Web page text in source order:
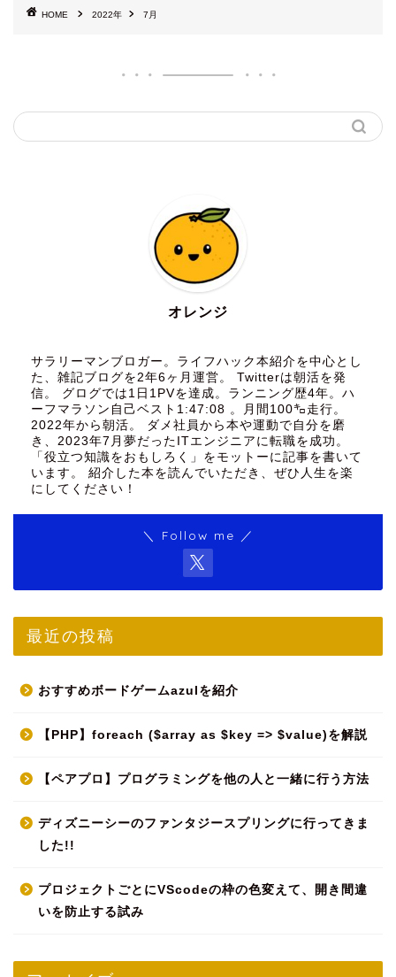
HOME 2022年 7月
オレンジ
サラリーマンブロガー。ライフハック本紹介を中心とし
た、雑記ブログを2年6ヶ月運営。 Twitterは朝活を発
信。 グログでは1日1PVを達成。ランニング歴4年。ハ
ーフマラソン自己ベスト1:47:08 。月間100㌔走行。
2022年から朝活。 ダメ社員から本や運動で自分を磨
き、2023年7月夢だったITエンジニアに転職を成功。
「役立つ知識をおもしろく」をモットーに記事を書いて
います。 紹介した本を読んでいただき、ぜひ人生を楽
にしてください！
＼ Follow me ／
最近の投稿
おすすめボードゲームazulを紹介
【PHP】foreach ($array as $key => $value)を解説
【ペアプロ】プログラミングを他の人と一緒に行う方法
ディズニーシーのファンタジースプリングに行ってきま
した!!
プロジェクトごとにVScodeの枠の色変えて、開き間違
いを防止する試み